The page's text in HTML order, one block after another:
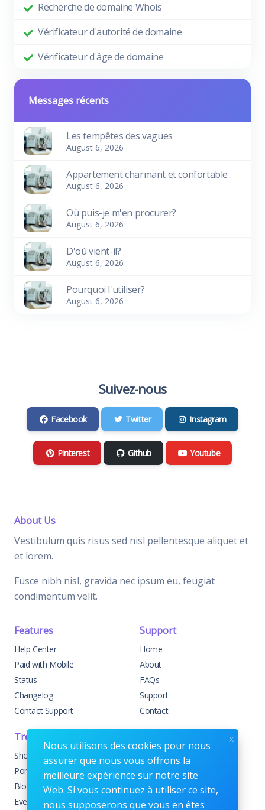
Recherche de domaine Whois
Vérificateur d'autorité de domaine
Vérificateur d'âge de domaine
Messages récents
Les tempêtes des vagues
August 6, 2026
Appartement charmant et confortable
August 6, 2026
Où puis-je m'en procurer?
August 6, 2026
D'où vient-il?
August 6, 2026
Pourquoi l'utiliser?
August 6, 2026
Suivez-nous
Facebook Twitter Instagram
Pinterest Github Youtube
About Us
Vestibulum quis risus sed nisl pellentesque aliquet et
et lorem.
Fusce nibh nisl, gravida nec ipsum eu, feugiat
condimentum velit.
Features
Help Center
Paid with Mobile
Status
Changelog
Contact Support
Support
Home
About
FAQs
Support
Contact
Trending
Shop
Portfolio
Blog
Events
Knowledge Center
Custom Development
Sponsorships
Terms & Conditions
Nous utilisons des cookies pour nous
assurer que nous vous offrons la
meilleure expérience sur notre site
Web. Si vous continuez à utiliser ce site,
nous supposerons que vous en êtes
x